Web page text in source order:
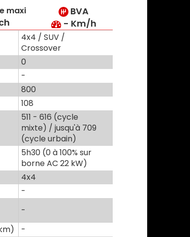
maxi
BVA
- Km/h
4x4 / SUV /
Crossover
0
-
800
108
511 - 616 (cycle
mixte) / jusqu'à 709
(cycle urbain)
5h30 (0 à 100% sur
borne AC 22 kW)
4x4
-
-
-